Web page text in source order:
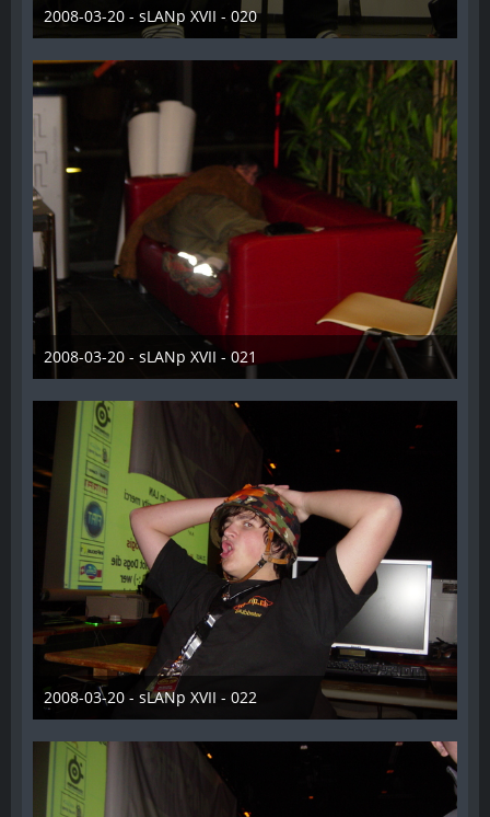
2008-03-20 - sLANp XVII - 020
28. Dezember 2012
2008-03-20 - sLANp XVII - 021
28. Dezember 2012
2008-03-20 - sLANp XVII - 022
28. Dezember 2012